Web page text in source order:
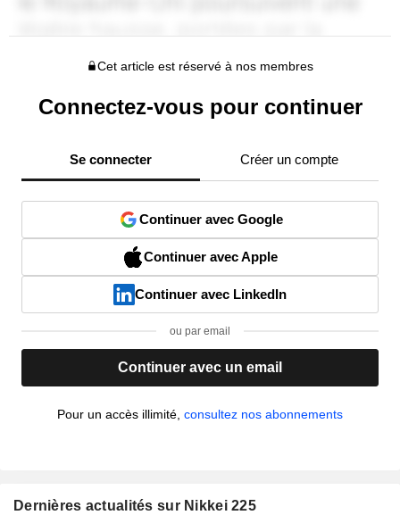
Cet article est réservé à nos membres
Connectez-vous pour continuer
Se connecter Créer un compte
Continuer avec Google
Continuer avec Apple
Continuer avec LinkedIn
ou par email
Continuer avec un email
Pour un accès illimité, consultez nos abonnements
Dernières actualités sur Nikkei 225